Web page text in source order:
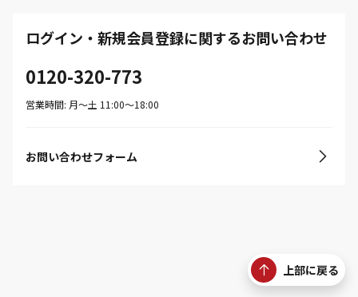
ログイン・新規会員登録に関するお問い合わせ
0120-320-773
営業時間: 月〜土 11:00〜18:00
お問い合わせフォーム
上部に戻る